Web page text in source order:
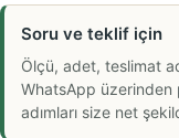
Soru ve teklif için
Ölçü, adet, teslimat
WhatsApp üzerinden
adımları size net